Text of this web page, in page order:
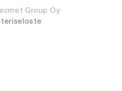
Group Oy